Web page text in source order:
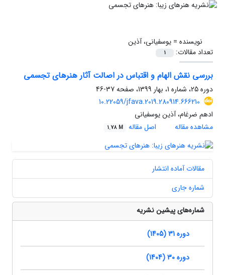
نویسنده =یوسفیانی، آذین
تعداد مقالات:
1
بررسی نقش الهام و اقتباس در اصالت آثار هنرهای تجسمی
دوره 25، شماره 1، بهار 1399، صفحه
37-46
10.22059/jfava.2019.280914.666210
ادهم ضرغام، آذین یوسفیانی
مشاهده مقاله
اصل مقاله 1.78 M
مقالات آماده انتشار
شماره جاری
شماره‌های پیشین نشریه
دوره 31 (1405)
دوره 30 (1404)